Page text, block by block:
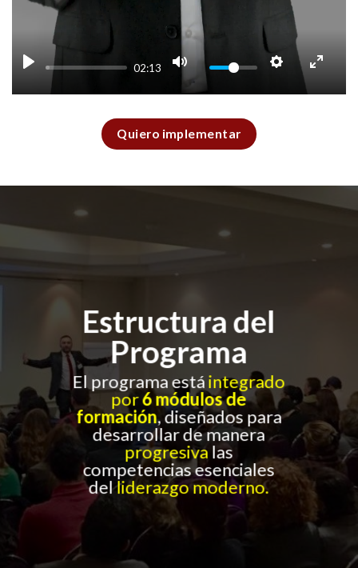
02:13
Quiero implementar
Estructura del
Programa
El programa estáintegrado
por6 módulos de
formación, diseñados para
desarrollar de manera
progresiva las
competencias esenciales
delliderazgo moderno.